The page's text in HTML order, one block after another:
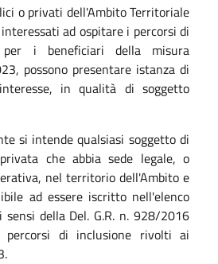
o privati dell'Ambito Territoriale
ad ospitare i percorsi di
per i beneficiari della misura
possono presentare istanza di
in qualità di soggetto
si intende qualsiasi soggetto di
che abbia sede legale, o
nel territorio dell'Ambito e
ad essere iscritto nell'elenco
della Del. G.R. n. 928/2016
di inclusione rivolti ai